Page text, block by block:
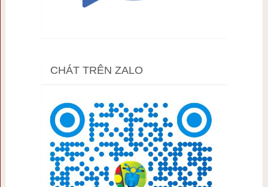
CHÁT TRÊN ZALO